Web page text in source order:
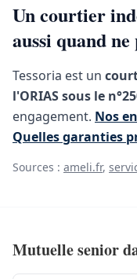
Un courtier
aussi quand
Tessoria est un
l'ORIAS sous le
engagement. Nos
Quelles garanties
Sources : ameli.fr,
Mutuelle senior